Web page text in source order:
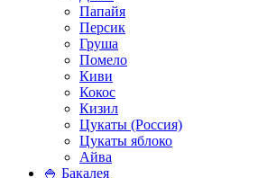
Папайя
Персик
Груша
Помело
Киви
Кокос
Кизил
Цукаты (Россия)
Цукаты яблоко
Айва
🍚 Бакалея